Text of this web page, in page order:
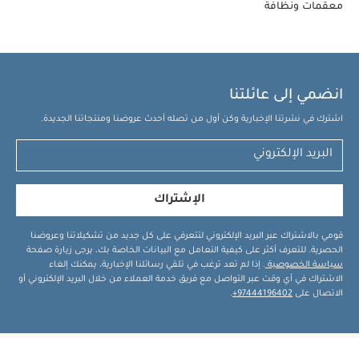
معقمات ونظافة
انضمي إلى عائلتنا
اشترك في نشرتنا الإخبارية وكن أول من تصله أحدث عروضنا ومنتجاتنا الجديدة.
الإشتراك
قومي بالاشتراك عبر البريد الإلكتروني لتتعرفي على كل جديد من تشكيلاتنا وعروضنا
الحصرية. للتعرف أكثر على كيفية التعامل مع البيانات الخاصة بك، يرجى زيارة صفحة
سياسة الخصوصية . إذا لم تعد ترغب في تلقي رسائلنا الإخبارية، يمكنك إلغاء
الاشتراك في أي وقت عبر التواصل مع فريق خدمة العملاء من خلال البريد الإلكتروني أو
الاتصال على 97444196402+
.